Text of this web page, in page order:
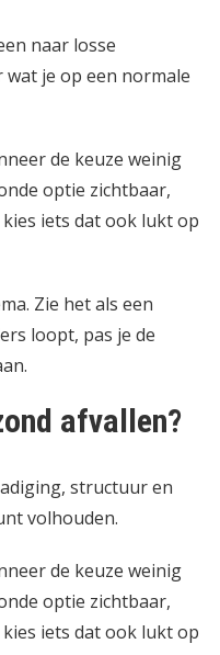
naar losse
je op een normale
de keuze weinig
optie zichtbaar,
iets dat ook lukt op
Zie het als een
loopt, pas je de
afvallen?
structuur en
volhouden.
de keuze weinig
optie zichtbaar,
iets dat ook lukt op